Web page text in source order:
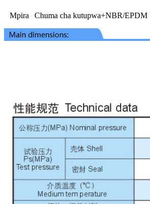
Mpira Chuma cha kutupwa+NBR/EPDM